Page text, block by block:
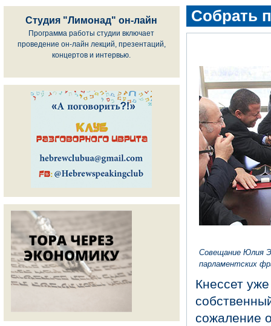
Студия "Лимонад" он-лайн
Программа работы студии включает
проведение он-лайн лекций, презентаций,
концертов и интервью.
Собрать
Совещание Юлия
парламентских
Кнессет
сожаление